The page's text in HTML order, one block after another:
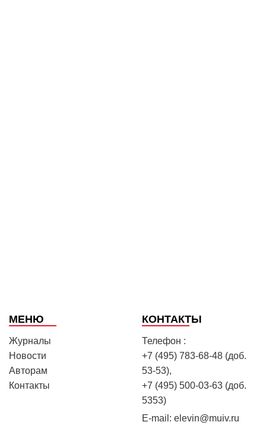
МЕНЮ
Журналы
Новости
Авторам
Контакты
КОНТАКТЫ
Телефон :
+7 (495) 783-68-48 (доб.
53-53),
+7 (495) 500-03-63 (доб.
5353)
E-mail: elevin@muiv.ru